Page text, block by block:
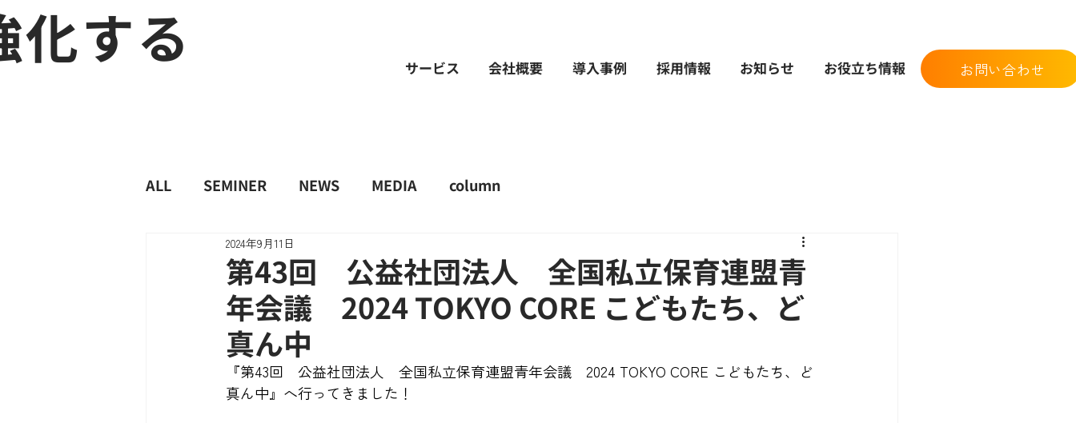
サービス 会社概要 導入事例 採用情報 お知らせ お役立ち情報 お問い合わせ
する
ALL SEMINER NEWS MEDIA column
第43回 公益社団法人 全国私立保育連盟青
年会議 2024 TOKYO CORE こどもたち、ど
真ん中
2024年9月11日
『第43回　公益社団法人　全国私立保育連盟青年会議　2024 TOKYO CORE こどもたち、ど
真ん中』へ行ってきました！